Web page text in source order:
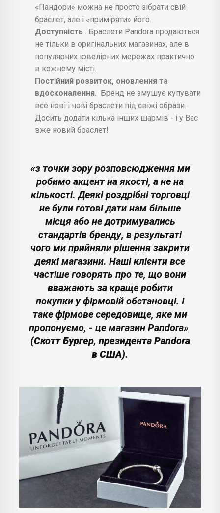
«Пандори» можна не просто зібрати свій
браслет, але і «приміряти» його.
Доступність . Браслети Pandora продаються
не тільки в оригінальних магазинах, але в
популярних ювелірних мережах практично
в кожному місті.
Постійний розвиток, оновлення та
вдосконалення. Бренд не змушує купувати
все нові і нові браслети під свіжі образи.
Досить додати кілька інших шармів - і у Вас
вже новий браслет!
«з точки зору розповсюдження ми
робимо акцент на якості, а не на
кількості. Деякі роздрібні торговці
не були готові дати нам більше
місця або не дотримувались
стандартів бренду, в результаті
чого ми прийняли рішення закрити
деякі магазини. Наші клієнти все
частіше говорять про те, що вони
вважають за краще робити
покупки у фірмовій обстановці. І
таке фірмове середовище, яке ми
пропонуємо, - це магазин Pandora»
(Скотт Бургер, президента Pandora
в США).